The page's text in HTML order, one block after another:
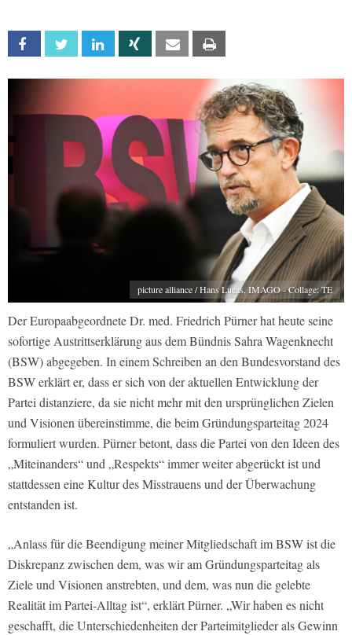
Facebook Twitter Linkedin Xing Email
picture alliance / Hans Lucas, IMAGO - Collage: TE
Der Europaabgeordnete Dr. med. Friedrich Pürner hat heute seine
sofortige Austrittserklärung aus dem Bündnis Sahra Wagenknecht
(BSW) abgegeben. In einem Schreiben an den Bundesvorstand des
BSW erklärt er, dass er sich von der aktuellen Entwicklung der
Partei distanziere, da sie nicht mehr mit den ursprünglichen Zielen
und Visionen übereinstimme, die beim Gründungsparteitag 2024
formuliert wurden. Pürner betont, dass die Partei von den Ideen des
„Miteinanders“ und „Respekts“ immer weiter abgerückt ist und
stattdessen eine Kultur des Misstrauens und der Überwachung
entstanden ist.
„Anlass für die Beendigung meiner Mitgliedschaft im BSW ist die
Diskrepanz zwischen dem, was wir am Gründungsparteitag als
Ziele und Visionen anstrebten, und dem, was nun die gelebte
Realität im Partei-Alltag ist“, erklärt Pürner. „Wir haben es nicht
geschafft, die Unterschiedenheiten der Parteimitglieder als Gewinn